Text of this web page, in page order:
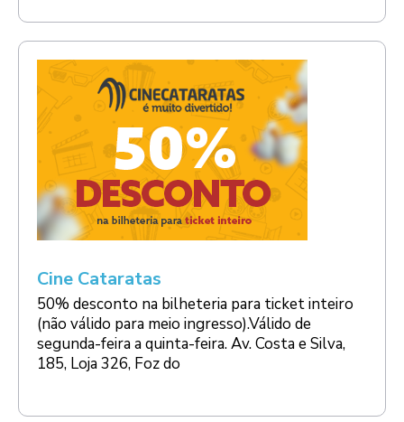
Cine Cataratas
50% desconto na bilheteria para ticket inteiro
(não válido para meio ingresso).Válido de
segunda-feira a quinta-feira. Av. Costa e Silva,
185, Loja 326, Foz do